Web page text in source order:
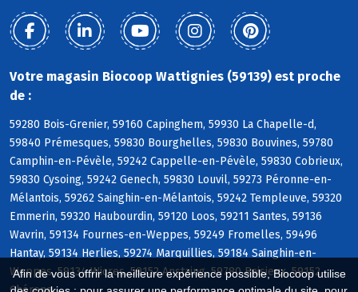
Afin de vous offrir la meilleure expérience possible, Biocoop utilise
Votre magasin Biocoop Wattignies (59139) est proche
de :
59280 Bois-Grenier, 59160 Capinghem, 59930 La Chapelle-d,
59840 Prémesques, 59830 Bourghelles, 59830 Bouvines, 59780
Camphin-en-Pévèle, 59242 Cappelle-en-Pévèle, 59830 Cobrieux,
59830 Cysoing, 59242 Genech, 59830 Louvil, 59273 Péronne-en-
Mélantois, 59262 Sainghin-en-Mélantois, 59242 Templeuve, 59320
Emmerin, 59320 Haubourdin, 59120 Loos, 59211 Santes, 59136
Wavrin, 59134 Fournes-en-Weppes, 59249 Fromelles, 59496
Hantay, 59134 Herlies, 59274 Marquillies, 59184 Sainghin-en-
Weppes, 59134 Wicres, 59152 Anstaing, 59780 Baisieux, 59152